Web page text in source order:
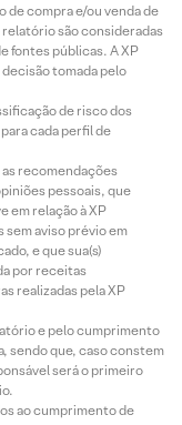
compra e/ou venda de
são consideradas
fontes públicas. A XP
tomada pelo
de risco dos
cada perfil de
recomendações
pessoais, que
em relação à XP
aviso prévio em
e que sua(s)
por receitas
realizadas pela XP
e pelo cumprimento
sendo que, caso constem
será o primeiro
ao cumprimento de